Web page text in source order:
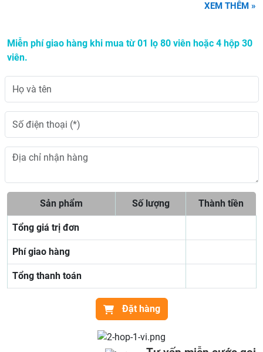
XEM THÊM »
Miễn phí giao hàng khi mua từ 01 lọ 80 viên hoặc 4 hộp 30
viên.
Sản phẩm Số lượng Thành tiền
Tổng giá trị đơn
Phí giao hàng
Tổng thanh toán
Đặt hàng